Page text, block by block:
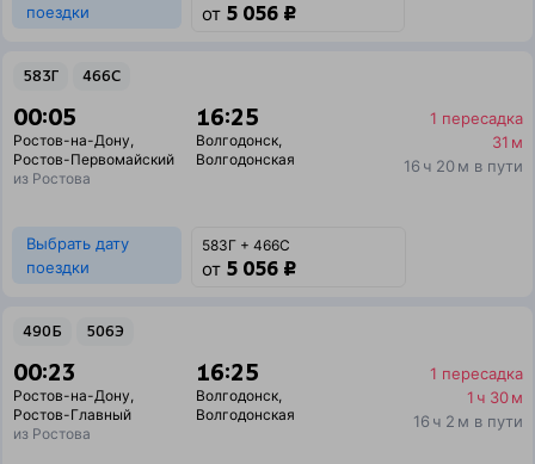
поездки
от 5 056 ₽
583Г 466С
00:05
Ростов-на-Дону,
Ростов-Первомайский
из Ростова
16:25
Волгодонск,
Волгодонская
1 пересадка
31 м
16 ч 20 м в пути
Выбрать дату
поездки
583Г + 466С
от 5 056 ₽
490Б 506Э
00:23
Ростов-на-Дону,
Ростов-Главный
из Ростова
16:25
Волгодонск,
Волгодонская
1 пересадка
1 ч 30 м
16 ч 2 м в пути